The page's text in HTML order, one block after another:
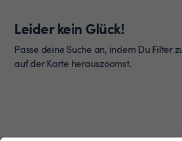
Leider kein Glück!
Passe deine Suche an, indem Du Filter
auf der Karte herauszoomst.